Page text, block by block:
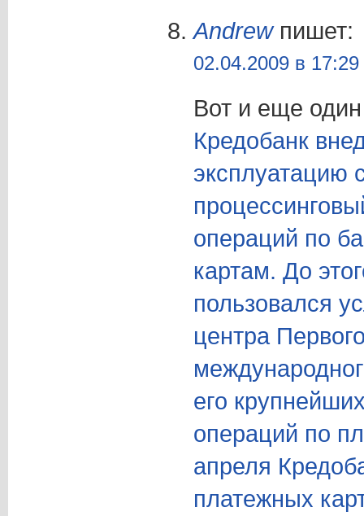
Andrewпишет:
02.04.2009 в 17:29
Вот и еще один
Кредобанк
эксплуатацию
операций по
картам. До
пользовался
центра
его
операций по
апреля
платежных